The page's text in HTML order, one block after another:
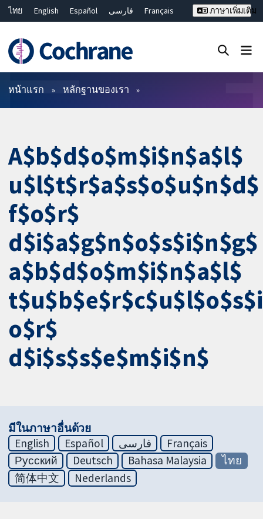
ไทย English Español فارسی
Français
Bahasa Malaysia
繁體中文 简体中文
ภาษาเพิ่มเติม
ตัวกรอง
หน้าแรก หลักฐานของเรา
A$b$d$o$m$i$n$a$l$
u$l$t$r$a$s$o$u$n$d$
f$o$r$
d$i$a$g$n$o$s$i$n$g$
a$b$d$o$m$i$n$a$l$
o$r$
d$i$s$s$e$m$i$n$
มีในภาษาอื่นด้วย
English
Español فارسی
Français
Русский
Deutsch Bahasa Malaysia
ไทย
简体中文
Nederlands